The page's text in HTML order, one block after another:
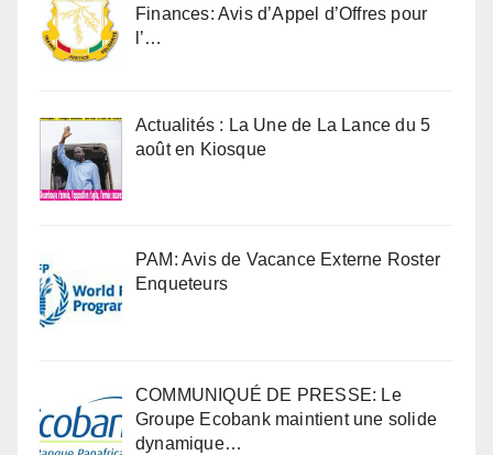
Finances: Avis d’Appel d’Offres pour
l’…
Actualités : La Une de La Lance du 5
août en Kiosque
PAM: Avis de Vacance Externe Roster
Enqueteurs
COMMUNIQUÉ DE PRESSE: Le
Groupe Ecobank maintient une solide
dynamique…